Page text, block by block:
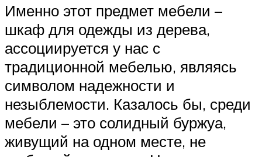
Именно этот предмет мебели –
шкаф для одежды из дерева,
ассоциируется у нас с
традиционной мебелью, являясь
символом надежности и
незыблемости. Казалось бы, среди
мебели – это солидный буржуа,
живущий на одном месте, не